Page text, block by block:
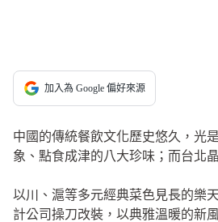
加入為 Google 偏好來源
中國的傳統餐飲文化歷史悠久，光
象、點食成津的八大珍味；而台北
以川、滬等多元經典菜色見長的樂
計公司操刀改裝，以典雅溫暖的新